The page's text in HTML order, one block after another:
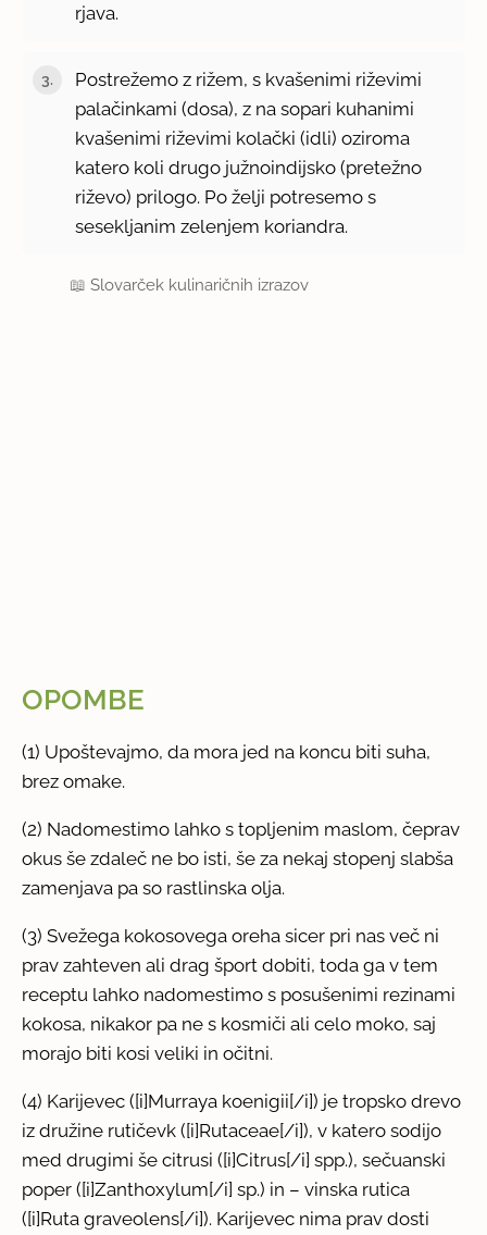
rjava.
Postrežemo z rižem, s kvašenimi riževimi
palačinkami (dosa), z na sopari kuhanimi
kvašenimi riževimi kolački (idli) oziroma
katero koli drugo južnoindijsko (pretežno
riževo) prilogo. Po želji potresemo s
sesekljanim zelenjem koriandra.
📖Slovarček kulinaričnih izrazov
OPOMBE
(1) Upoštevajmo, da mora jed na koncu biti suha,
brez omake.
(2) Nadomestimo lahko s topljenim maslom, čeprav
okus še zdaleč ne bo isti, še za nekaj stopenj slabša
zamenjava pa so rastlinska olja.
(3) Svežega kokosovega oreha sicer pri nas več ni
prav zahteven ali drag šport dobiti, toda ga v tem
receptu lahko nadomestimo s posušenimi rezinami
kokosa, nikakor pa ne s kosmiči ali celo moko, saj
morajo biti kosi veliki in očitni.
(4) Karijevec ([i]Murraya koenigii[/i]) je tropsko drevo
iz družine rutičevk ([i]Rutaceae[/i]), v katero sodijo
med drugimi še citrusi ([i]Citrus[/i] spp.), sečuanski
poper ([i]Zanthoxylum[/i] sp.) in – vinska rutica
([i]Ruta graveolens[/i]). Karijevec nima prav dosti